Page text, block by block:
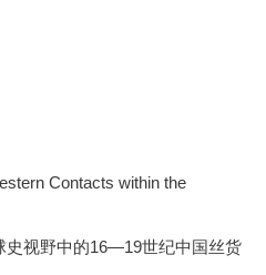
Contacts within the
史视野中的16—19世纪中国丝货